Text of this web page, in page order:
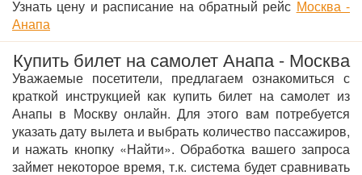
Узнать цену и расписание на обратный рейс Москва -
Анапа
Купить билет на самолет Анапа - Москва
Уважаемые посетители, предлагаем ознакомиться с
краткой инструкцией как купить билет на самолет из
Анапы в Москву онлайн. Для этого вам потребуется
указать дату вылета и выбрать количество пассажиров,
и нажать кнопку «Найти». Обработка вашего запроса
займет некоторое время, т.к. система будет сравнивать